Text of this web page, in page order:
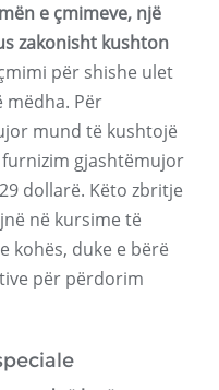
e çmimeve, një
zakonisht kushton
për shishe ulet
mëdha. Për
mund të kushtojë
gjashtëmujor
dollarë. Këto zbritje
në kursime të
kohës, duke e bërë
për përdorim